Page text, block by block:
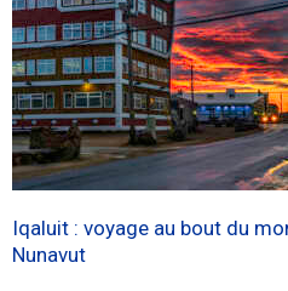
Iqaluit : voyage au bout du
Nunavut